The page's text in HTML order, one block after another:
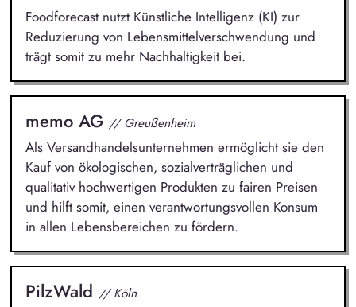
Foodforecast nutzt Künstliche Intelligenz (KI) zur
Reduzierung von Lebensmittelverschwendung und
trägt somit zu mehr Nachhaltigkeit bei.
memo AG // Greußenheim
Als Versandhandelsunternehmen ermöglicht sie den
Kauf von ökologischen, sozialverträglichen und
qualitativ hochwertigen Produkten zu fairen Preisen
und hilft somit, einen verantwortungsvollen Konsum
in allen Lebensbereichen zu fördern.
PilzWald // Köln